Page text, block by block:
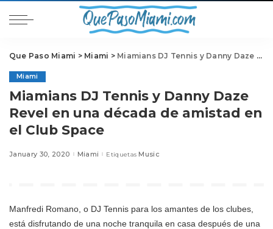
Que Paso Miami > Miami > Miamians DJ Tennis y Danny Daze Revel en una década de amistad en el Club Space
Miami
Miamians DJ Tennis y Danny Daze
Revel en una década de amistad en
el Club Space
January 30, 2020 Miami Etiquetas Music
Manfredi Romano, o DJ Tennis para los amantes de los clubes,
está disfrutando de una noche tranquila en casa después de una